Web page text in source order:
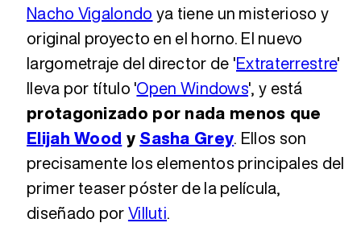
Nacho Vigalondo ya tiene un misterioso y
original proyecto en el horno. El nuevo
largometraje del director de 'Extraterrestre'
lleva por título 'Open Windows', y está
protagonizado por nada menos que
Elijah Wood y Sasha Grey. Ellos son
precisamente los elementos principales del
primer teaser póster de la película,
diseñado porVilluti.